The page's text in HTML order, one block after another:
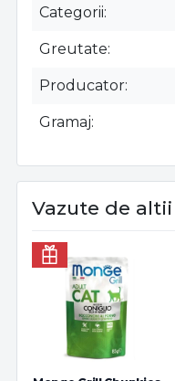
Categorii
Greutate
Producator
Gramaj
Vazute de altii